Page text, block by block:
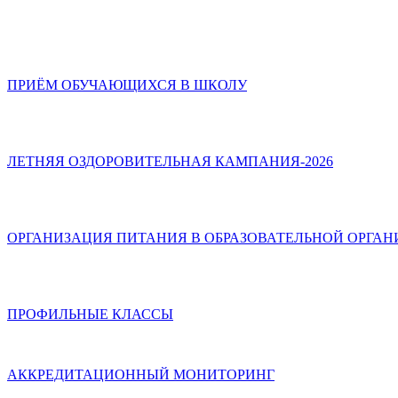
ПРИЁМ ОБУЧАЮЩИХСЯ В ШКОЛУ
ЛЕТНЯЯ ОЗДОРОВИТЕЛЬНАЯ КАМПАНИЯ-2026
ОРГАНИЗАЦИЯ ПИТАНИЯ В ОБРАЗОВАТЕЛЬНОЙ
ПРОФИЛЬНЫЕ КЛАССЫ
АККРЕДИТАЦИОННЫЙ МОНИТОРИНГ